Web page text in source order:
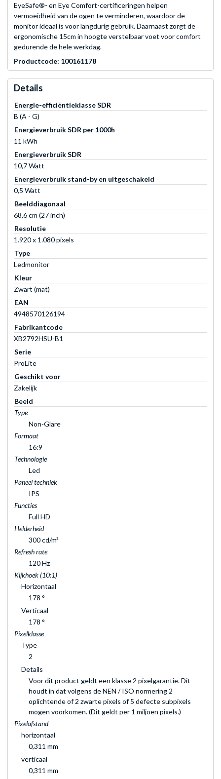
EyeSafe®- en Eye Comfort-certificeringen helpen
vermoeidheid van de ogen te verminderen, waardoor de
monitor ideaal is voor langdurig gebruik. Daarnaast zorgt de
ergonomische 15cm in hoogte verstelbaar voet voor comfort
gedurende de hele werkdag.
Productcode: 100161178
Details
Energie-efficiëntieklasse SDR
B (A - G)
Energieverbruik SDR per 1000h
11 kWh
Energieverbruik SDR
10,7 Watt
Energieverbruik stand-by en uitgeschakeld
0,5 Watt
Beelddiagonaal
68,6 cm (27 inch)
Resolutie
1.920 x 1.080 pixels
Type
Ledmonitor
Kleur
Zwart (mat)
EAN
4948570126194
Fabrikantcode
XB2792HSU-B1
Serie
ProLite
Geschikt voor
Zakelijk
Beeld
Type
Non-Glare
Formaat
16:9
Technologie
Led
Paneel techniek
IPS
Functies
Full HD
Helderheid
300 cd/m²
Refresh rate
120 Hz
Kijkhoek (10:1)
Horizontaal
178 °
Verticaal
178 °
Pixelklasse
Type
2
Details
Voor dit product geldt een klasse 2 pixelgarantie. Dit
houdt in dat volgens de NEN / ISO normering 2
oplichtende of 2 zwarte pixels of 5 defecte subpixels
mogen voorkomen. (Dit geldt per 1 miljoen pixels.)
Pixelafstand
horizontaal
0,311 mm
verticaal
0,311 mm